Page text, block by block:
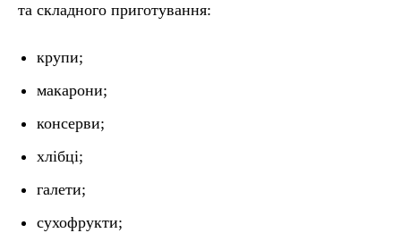
та складного приготування:
крупи;
макарони;
консерви;
хлібці;
галети;
сухофрукти;